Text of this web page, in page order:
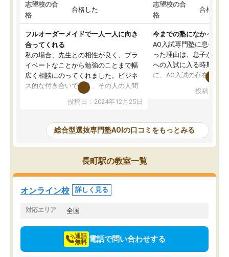
志望校の合
格
合格した
フルオーダーメイドで一人一人に向き
合ってくれる
私の場合、先生との相性が良く、プラ
イベートなことから勉強のことまで幅
広く相談にのってくれました。ビジネ
ス的な付き合いでなく、その人の人間
性までを適切に把握し、むきあってい
るなぁと強く感じることできました。
と相談すると、他の先生も紹介してく
ださり、客観的なアドバイスもいただ
くことができました（志望理由・自己
PR等の添削において）。そして、なに
より自習室が解放されている点がよか
ったです。友達と好きな時間に自習
し、お互いを高めあえる環境がありま
投稿日：2024年12月25日
志望校の合
格
合格した
今までの塾になかった
AO入試専門塾に息子を
った理由は、息子が高校
への入試に入る時期に差
に、AO入試の存在を息
たことから、AOIに入塾
で、AO入試を改めて知
それに対しての具体的な
ことでした。更に子供の
けてらっしゃいますので
投稿日：
総合型選抜専門塾AOIの口コミをもっとみる
長町駅の教室一覧
オンライン校 詳しく見る
対応エリア 全国
通話
無料 電話で問い合わせする